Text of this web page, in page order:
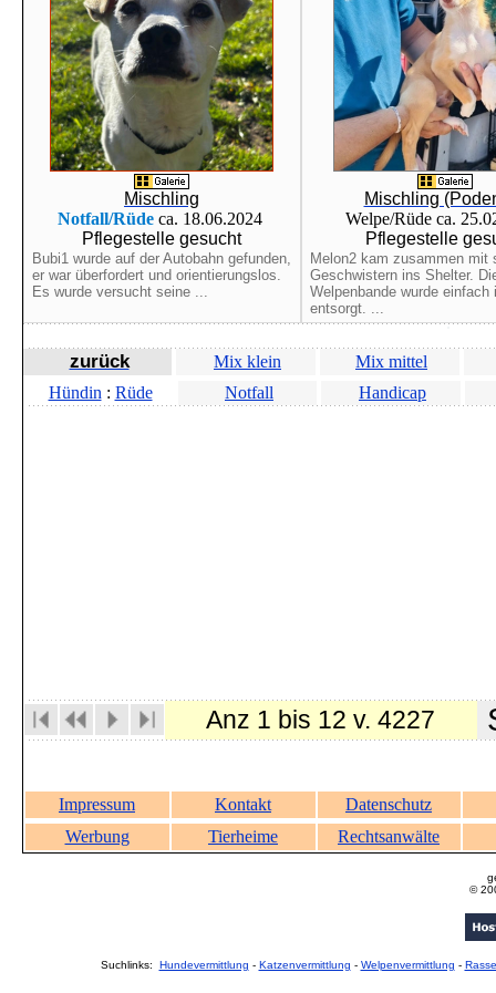
Mischling
Notfall/Rüdeca. 18.06.2024
Pflegestelle gesucht
Bubi1 wurde auf der Autobahn gefunden,
er war überfordert und orientierungslos.
Es wurde versucht seine ...
Mischling
Welpe/Rüde ca.
Pflegestelle
Melon2 kam zusammen mit
Geschwistern ins Shelter.
Welpenbande wurde einfach
entsorgt. ...
zurück Mix klein
Mix mittel
Hündin : Rüde Notfall Handicap
Anz 1 bis 12 v. 4227
Impressum Kontakt
Datenschutz
Werbung
Tierheime Rechtsanwälte
©
Suchlinks: Hundevermittlung - Katzenvermittlung - Welpenvermittlung -